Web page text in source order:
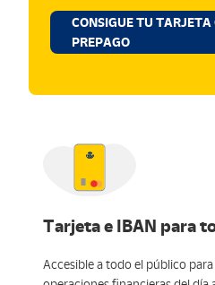
CONSIGUE TU TARJETA
PREPAGO
Tarjeta e IBAN para
Accesible a todo el público